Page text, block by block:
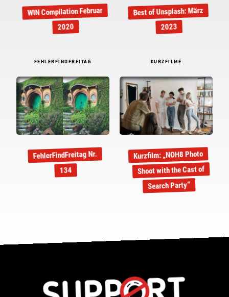
WIN Compilation Februar
2020
Best of Unsplash: März
2023
FEHLERFINDFREITAG
FehlerFindFreitag Nr.
134
KURZFILME
Kurzfilm: „NOH8 Photo
Shoot with the Cast of
Search Party“